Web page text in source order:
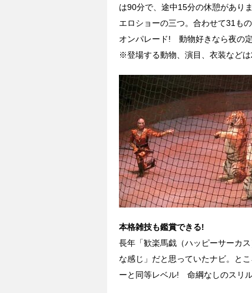
は90分で、途中15分の休憩があり
エロショーの三つ。合わせて31も
オンパレード! 動物好きなら夜の
※登場する動物、演目、衣装などは
本格雑技も鑑賞できる!
長年「歓楽馬戯（ハッピーサーカ
な感じ」だと思っていたナビ。と
ーと同等レベル! 命綱なしのスリル